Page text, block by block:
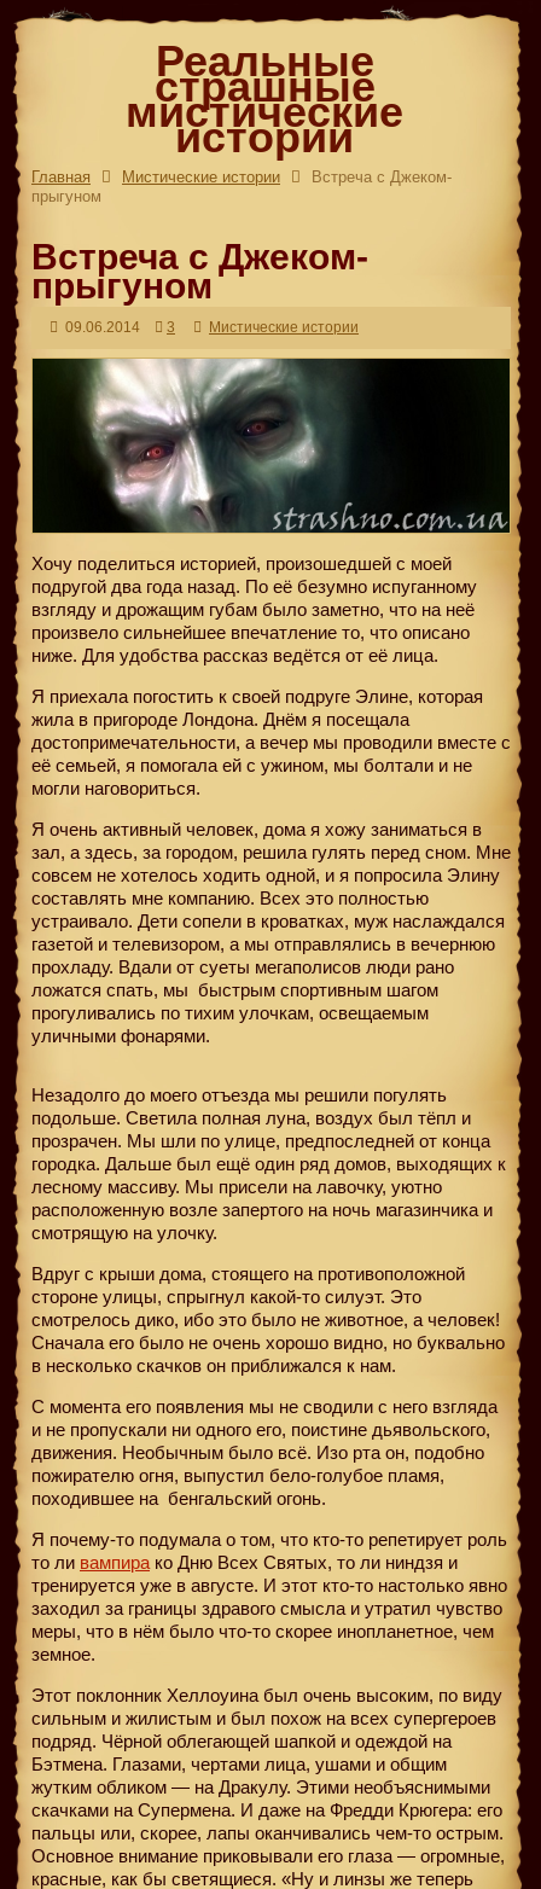
Реальные
страшные
мистические
истории
Главная Мистические истории
Встреча с Джеком-
прыгуном
Встреча с Джеком-
прыгуном
09.06.2014 3 Мистические истории
Хочу поделиться историей, произошедшей с моей
подругой два года назад. По её безумно испуганному
взгляду и дрожащим губам было заметно, что на неё
произвело сильнейшее впечатление то, что описано
ниже. Для удобства рассказ ведётся от её лица.
Я приехала погостить к своей подруге Элине, которая
жила в пригороде Лондона. Днём я посещала
достопримечательности, а вечер мы проводили вместе с
её семьей, я помогала ей с ужином, мы болтали и не
могли наговориться.
Я очень активный человек, дома я хожу заниматься в
зал, а здесь, за городом, решила гулять перед сном. Мне
совсем не хотелось ходить одной, и я попросила Элину
составлять мне компанию. Всех это полностью
устраивало. Дети сопели в кроватках, муж наслаждался
газетой и телевизором, а мы отправлялись в вечернюю
прохладу. Вдали от суеты мегаполисов люди рано
ложатся спать, мы быстрым спортивным шагом
прогуливались по тихим улочкам, освещаемым
уличными фонарями.
Незадолго до моего отъезда мы решили погулять
подольше. Светила полная луна, воздух был тёпл и
прозрачен. Мы шли по улице, предпоследней от конца
городка. Дальше был ещё один ряд домов, выходящих к
лесному массиву. Мы присели на лавочку, уютно
расположенную возле запертого на ночь магазинчика и
смотрящую на улочку.
Вдруг с крыши дома, стоящего на противоположной
стороне улицы, спрыгнул какой-то силуэт. Это
смотрелось дико, ибо это было не животное, а человек!
Сначала его было не очень хорошо видно, но буквально
в несколько скачков он приближался к нам.
С момента его появления мы не сводили с него взгляда
и не пропускали ни одного его, поистине дьявольского,
движения. Необычным было всё. Изо рта он, подобно
пожирателю огня, выпустил бело-голубое пламя,
походившее на бенгальский огонь.
Я почему-то подумала о том, что кто-то репетирует роль
то ли вампира ко Дню Всех Святых, то ли ниндзя и
тренируется уже в августе. И этот кто-то настолько явно
заходил за границы здравого смысла и утратил чувство
меры, что в нём было что-то скорее инопланетное, чем
земное.
Этот поклонник Хеллоуина был очень высоким, по виду
сильным и жилистым и был похож на всех супергероев
подряд. Чёрной облегающей шапкой и одеждой на
Бэтмена. Глазами, чертами лица, ушами и общим
жутким обликом — на Дракулу. Этими необъяснимыми
скачками на Супермена. И даже на Фредди Крюгера: его
пальцы или, скорее, лапы оканчивались чем-то острым.
Основное внимание приковывали его глаза — огромные,
красные, как бы светящиеся. «Ну и линзы же теперь